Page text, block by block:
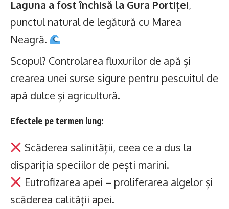
Laguna a fost închisă la Gura Portiței,
punctul natural de legătură cu Marea
Neagră.
Scopul? Controlarea fluxurilor de apă și
crearea unei surse sigure pentru pescuitul de
apă dulce și agricultură.
Efectele pe termen lung:
Scăderea salinității, ceea ce a dus la
dispariția speciilor de pești marini.
Eutrofizarea apei – proliferarea algelor și
scăderea calității apei.